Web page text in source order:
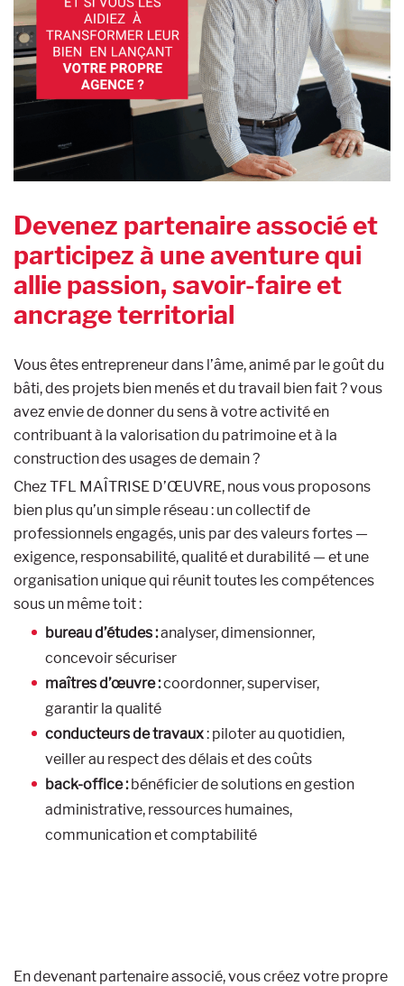
Devenez partenaire associé et
participez à une aventure qui
allie passion, savoir-faire et
ancrage territorial
Vous êtes entrepreneur dans l’âme, animé par le goût du
bâti, des projets bien menés et du travail bien fait ? vous
avez envie de donner du sens à votre activité en
contribuant à la valorisation du patrimoine et à la
construction des usages de demain ?
Chez TFL MAÎTRISE D’ŒUVRE, nous vous proposons
bien plus qu’un simple réseau : un collectif de
professionnels engagés, unis par des valeurs fortes —
exigence, responsabilité, qualité et durabilité — et une
organisation unique qui réunit toutes les compétences
sous un même toit :
bureau d’études :analyser, dimensionner,
concevoir sécuriser
maîtres d’œuvre :coordonner, superviser,
garantir la qualité
conducteurs de travaux: piloter au quotidien,
veiller au respect des délais et des coûts
back-office :bénéficier de solutions en gestion
administrative, ressources humaines,
communication et comptabilité
En devenant partenaire associé, vous créez votre propre